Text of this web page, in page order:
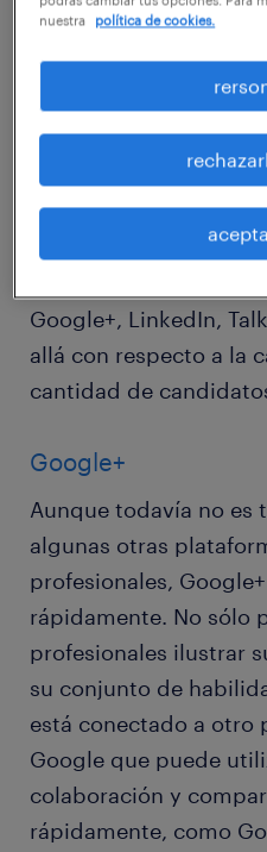
con el propósito de
profesional.
Si bien hay
búsqueda de empleo /
internet, existen
cuota de registro a los
Google+, LinkedIn,
allá con respecto a la
cantidad de
Google+
Aunque todavía no es
algunas otras
profesionales,
rápidamente. No sólo
profesionales ilustrar
su conjunto de
está conectado a otro
Google que puede
colaboración y
rápidamente, como
nuestra
política de cookies.